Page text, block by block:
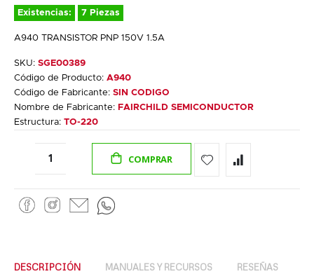
Existencias: 7 Piezas
A940 TRANSISTOR PNP 150V 1.5A
SKU: SGE00389
Código de Producto: A940
Código de Fabricante: SIN CODIGO
Nombre de Fabricante: FAIRCHILD SEMICONDUCTOR
Estructura: TO-220
COMPRAR
DESCRIPCIÓN MANUALES Y RECURSOS RESEÑAS